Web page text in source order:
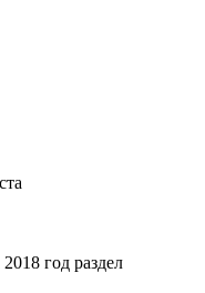
год раздел